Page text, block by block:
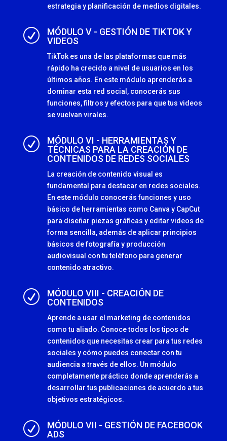
estrategia y planificación de medios digitales.
R
MÓDULO V - GESTIÓN DE TIKTOK Y
VIDEOS
TikTok es una de las plataformas que más
rápido ha crecido a nivel de usuarios en los
últimos años. En este módulo aprenderás a
dominar esta red social, conocerás sus
funciones, filtros y efectos para que tus videos
se vuelvan virales.
R
MÓDULO VI - HERRAMIENTAS Y
TÉCNICAS PARA LA CREACIÓN DE
CONTENIDOS DE REDES SOCIALES
La creación de contenido visual es
fundamental para destacar en redes sociales.
En este módulo conocerás funciones y uso
básico de herramientas como Canva y CapCut
para diseñar piezas gráficas y editar videos de
forma sencilla, además de aplicar principios
básicos de fotografía y producción
audiovisual con tu teléfono para generar
contenido atractivo.
R
MÓDULO VII - GESTIÓN DE FACEBOOK
ADS
R
MÓDULO VIII - CREACIÓN DE
CONTENIDOS
Aprende a usar el marketing de contenidos
como tu aliado. Conoce todos los tipos de
contenidos que necesitas crear para tus redes
sociales y cómo puedes conectar con tu
audiencia a través de ellos. Un módulo
completamente práctico donde aprenderás a
desarrollar tus publicaciones de acuerdo a tus
objetivos estratégicos.